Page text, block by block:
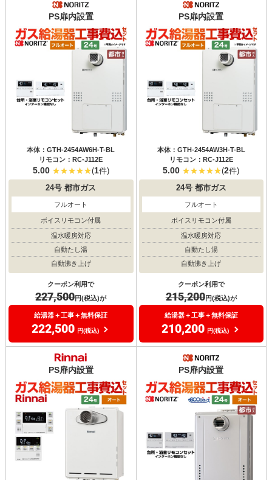
PS扉内設置
本体：GTH-2454AW6H-T-BL
リモコン：RC-J112E
5.00 (1件)
24号 都市ガス
フルオート
ボイスリモコン付属
温水暖房対応
自動たし湯
自動沸き上げ
クーポン利用で
227,500円(税込)が
給湯器＋工事＋無料保証
222,500 円(税込)
PS扉内設置
本体：GTH-2454AW3H-T-BL
リモコン：RC-J112E
5.00 (2件)
24号都市ガス
フルオート
ボイスリモコン付属
温水暖房対応
自動たし湯
自動沸き上げ
クーポン利用で
215,200円(税込)が
給湯器＋工事＋無料保証
210,200 円(税込)
PS扉内設置 PS扉内設置